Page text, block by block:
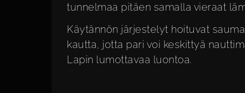
tunnelmaa pitäen samalla vieraat
Käytännön järjestelyt hoituvat
kautta, jotta pari voi keskittyä
Lapin lumottavaa luontoa.